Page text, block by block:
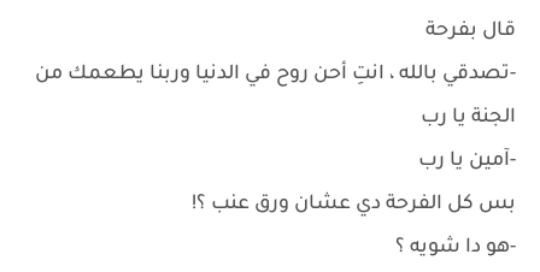
قال بفرحة
-تصدقي بالله ، انتِ أحن روح في الدنيا وربنا يطعمك من
الجنة يا رب
-آمين يا رب
بس كل الفرحة دي عشان ورق عنب ؟!
-هو دا شويه ؟